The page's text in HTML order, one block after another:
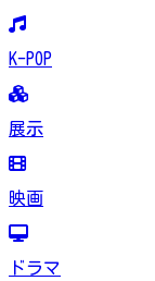
K-POP
展示
映画
ドラマ